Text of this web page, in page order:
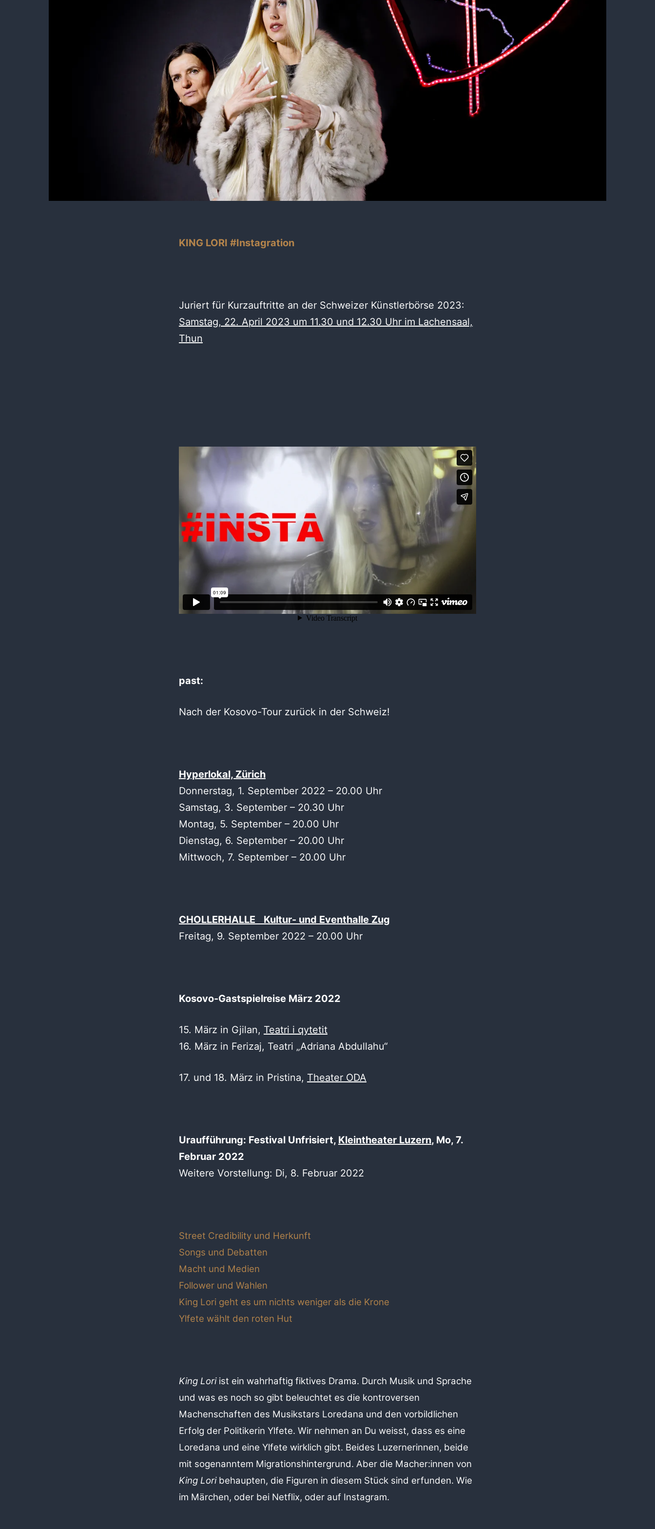
KING LORI #Instagration
Juriert für Kurzauftritte an der Schweizer Künstlerbörse 2023:
Samstag, 22. April 2023 um 11.30 und 12.30 Uhr im Lachensaal,
Thun
past:
Nach der Kosovo-Tour zurück in der Schweiz!
Hyperlokal, Zürich
Donnerstag, 1. September 2022 – 20.00 Uhr
Samstag, 3. September – 20.30 Uhr
Montag, 5. September – 20.00 Uhr
Dienstag, 6. September – 20.00 Uhr
Mittwoch, 7. September – 20.00 Uhr
CHOLLERHALLE Kultur- und Eventhalle Zug
Freitag, 9. September 2022 – 20.00 Uhr
Kosovo-Gastspielreise März 2022
15. März in Gjilan, Teatri i qytetit
16. März in Ferizaj, Teatri „Adriana Abdullahu“
17. und 18. März in Pristina, Theater ODA
Uraufführung: Festival Unfrisiert, Kleintheater Luzern, Mo, 7.
Februar 2022
Weitere Vorstellung: Di, 8. Februar 2022
Street Credibility und Herkunft
Songs und Debatten
Macht und Medien
Follower und Wahlen
King Lori geht es um nichts weniger als die Krone
Ylfete wählt den roten Hut
King Loriist ein wahrhaftig fiktives Drama. Durch Musik und Sprache
und was es noch so gibt beleuchtet es die kontroversen
Machenschaften des Musikstars Loredana und den vorbildlichen
Erfolg der Politikerin Ylfete. Wir nehmen an Du weisst, dass es eine
Loredana und eine Ylfete wirklich gibt. Beides Luzernerinnen, beide
mit sogenanntem Migrationshintergrund. Aber die Macher:innen von
King Loribehaupten, die Figuren in diesem Stück sind erfunden. Wie
im Märchen, oder bei Netflix, oder auf Instagram.